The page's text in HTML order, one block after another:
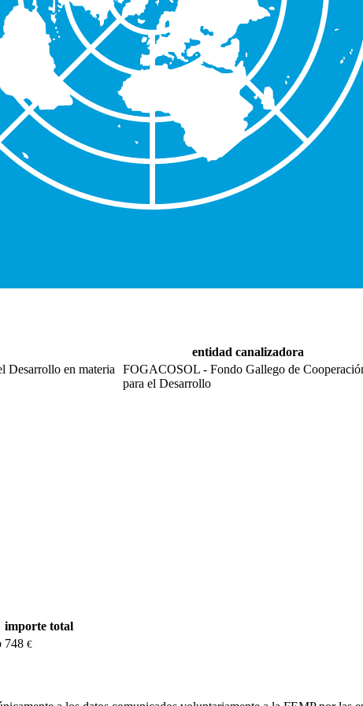
entidad canalizadora
Desarrollo en materia
FOGACOSOL - Fondo Gallego de
para el Desarrollo
importe total
748 €